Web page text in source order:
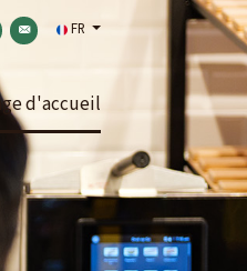
Facebooksur Linkedin
Envoyer par courriel
FR
d'accueil